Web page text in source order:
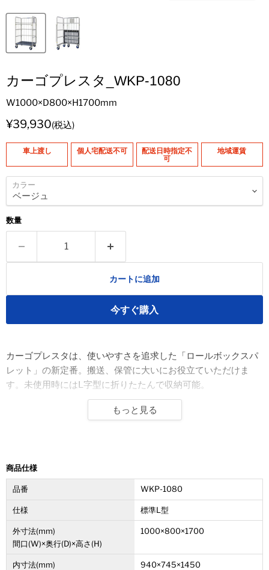
カーゴプレスタ_WKP-1080
W1000×D800×H1700mm
現在の価格
¥39,930(税込)
車上渡し 個人宅配送不可
配送日時指定不
可
地域運賃
カラー
数量
カートに追加
今すぐ購入
カーゴプレスタは、使いやすさを追求した「ロールボックスパ
レット」の新定番。搬送、保管に大いにお役立ていただけま
す。未使用時にはL字型に折りたたんで収納可能。
注文内容確定後3日以内に発送
※ただし、北海道、沖縄県、離島は別途運賃
かります。
お問い合わせフォームより、お問い合
わせください。
■領収書発行可能
ご購入時の注文メモにその旨をご記入下さい。
もっと見る
商品仕様
品番 WKP-1080
仕様 標準L型
外寸法(mm)
間口(W)×奥行(D)×高さ(H)
1000×800×1700
内寸法(mm)
940×745×1450